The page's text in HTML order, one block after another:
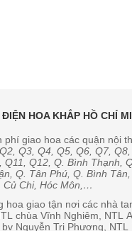
HOA KHẮP HỒ CHÍ
phí giao hoa các quận nội
Q3, Q4, Q5, Q6, Q7, Q8,
Q11, Q12, Q. Bình Thạnh,
Q. Tân Phú, Q. Bình
Củ Chi, Hóc Môn,…
hoa giao tận nơi các nhà
chùa Vĩnh Nghiêm, NTL
bv Nguyễn Tri Phương, NTL